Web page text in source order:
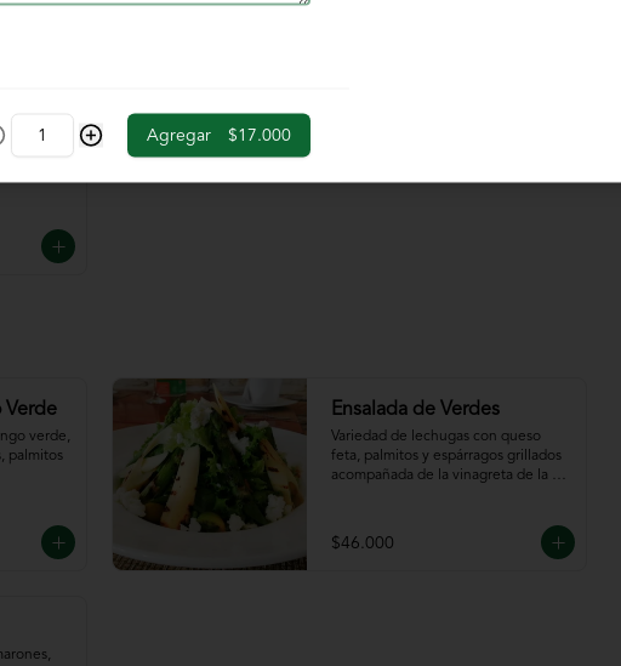
Soup
con
de
Verde
verde,
palmitos
Ensalada de Verdes
Variedad de lechugas con queso
feta, palmitos y espárragos grillados
acompañada de la vinagreta de la
$46.000
Agregar $17.000